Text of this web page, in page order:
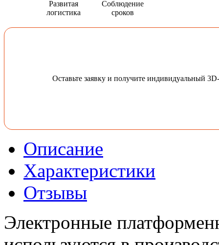
Развитая
логистика
Соблюдение
сроков
Оставьте заявку и получите индивидуальный
Описание
Характеристики
Отзывы
Электронные